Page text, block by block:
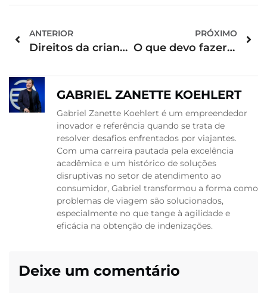
ANTERIOR
Direitos da criança em viagem de ônibus
PRÓXIMO
O que devo fazer se o ônibus apresentar problemas no funcionamento e/ou estrutura?
GABRIEL ZANETTE KOEHLERT
Gabriel Zanette Koehlert é um empreendedor
inovador e referência quando se trata de
resolver desafios enfrentados por viajantes.
Com uma carreira pautada pela excelência
acadêmica e um histórico de soluções
disruptivas no setor de atendimento ao
consumidor, Gabriel transformou a forma como
problemas de viagem são solucionados,
especialmente no que tange à agilidade e
eficácia na obtenção de indenizações.
Deixe um comentário